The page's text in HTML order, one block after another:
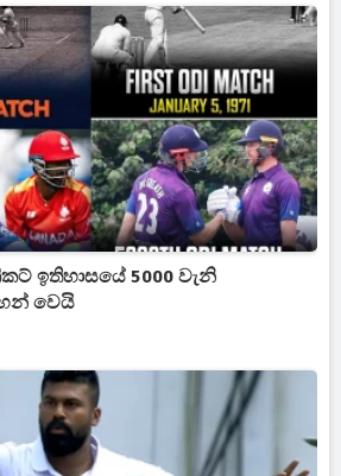
ඉතිහාසයේ 5000 වැනි
වෙයි